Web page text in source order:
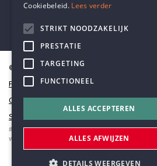
© Humanistisch Verbond 2026
Privacy
Cookiestatement
Sitemap
#codedwithlove byCodelines
webapplicaties
mobiele apps&maatwerk websites
Cookiebeleid. Lees verder
STRIKT NOODZAKELIJK
PRESTATIE
TARGETING
FUNCTIONEEL
ALLES ACCEPTEREN
ALLES AFWIJZEN
DETAILS WEERGEVEN